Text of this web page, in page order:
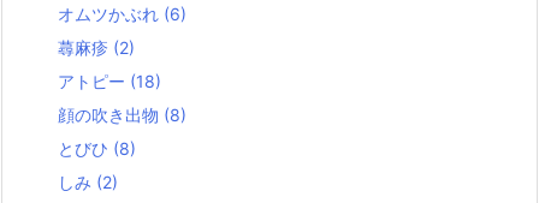
オムツかぶれ (6)
蕁麻疹 (2)
アトピー (18)
顔の吹き出物 (8)
とびひ (8)
しみ (2)